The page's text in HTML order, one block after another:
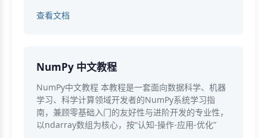
查看文档
NumPy 中文教程
NumPy中文教程 本教程是一套面向数据科学、机器
学习、科学计算领域开发者的NumPy系统学习指
南，兼顾零基础入门的友好性与进阶开发的专业性，
以ndarray数组为核心，按“认知-操作-应用-优化”